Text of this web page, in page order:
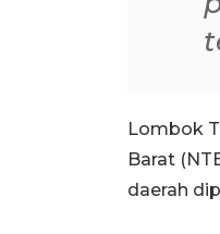
Lombok
Barat
daerah